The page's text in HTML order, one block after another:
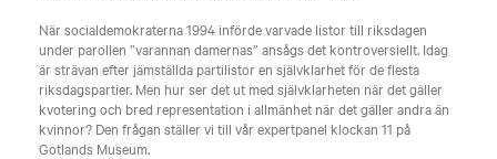
När socialdemokraterna 1994 införde varvade listor till riksdagen
under parollen ”varannan damernas” ansågs det kontroversiellt. Idag
är strävan efter jämställda partilistor en självklarhet för de flesta
riksdagspartier. Men hur ser det ut med självklarheten när det gäller
kvotering och bred representation i allmänhet när det gäller andra än
kvinnor? Den frågan ställer vi till vår expertpanel klockan 11 på
Gotlands Museum.